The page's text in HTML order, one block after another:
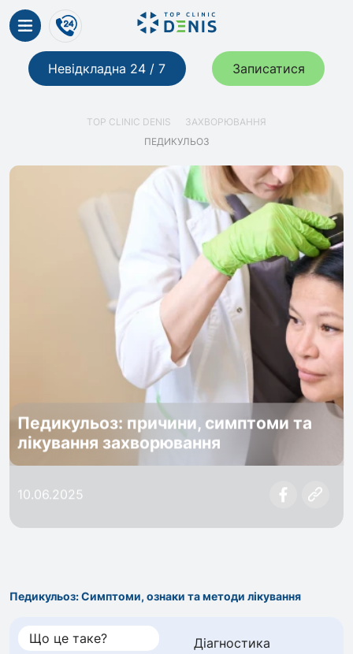
Невідкладна 24 / 7 Записатися
TOP CLINIC DENIS
ЗАХВОРЮВАННЯ
ПЕДИКУЛЬОЗ
Педикульоз: причини, симптоми та
лікування захворювання
10.06.2025
Педикульоз: Симптоми, ознаки та методи лікування
Що це таке?
Діагностика